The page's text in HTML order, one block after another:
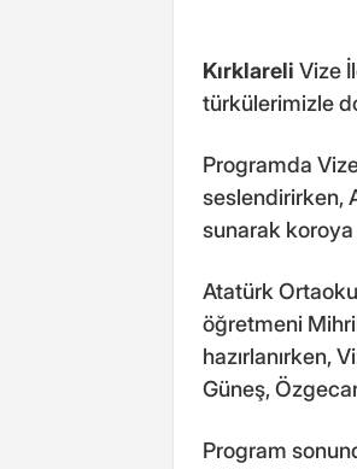
Kırklareli Vize
türkülerimizle
Programda
seslendirirken,
sunarak
Atatürk
öğretmeni
hazırlanırken,
Güneş,
Program